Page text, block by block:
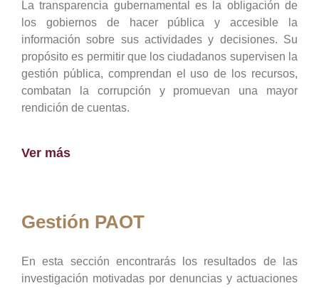
La transparencia gubernamental es la obligación de
los gobiernos de hacer pública y accesible la
información sobre sus actividades y decisiones. Su
propósito es permitir que los ciudadanos supervisen la
gestión pública, comprendan el uso de los recursos,
combatan la corrupción y promuevan una mayor
rendición de cuentas.
Ver más
Gestión PAOT
En esta sección encontrarás los resultados de las
investigación motivadas por denuncias y actuaciones